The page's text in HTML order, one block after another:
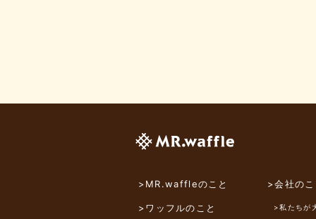
>MR.waffleのこと
>ワッフルのこと
>会社の
>私たちが